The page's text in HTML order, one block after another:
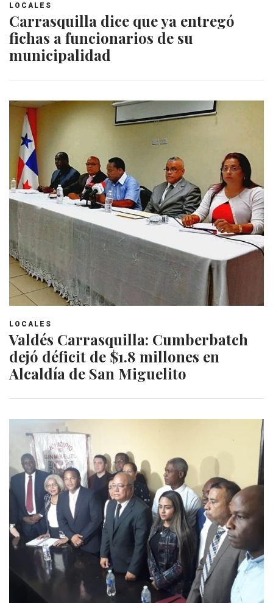
LOCALES
Carrasquilla dice que ya entregó
fichas a funcionarios de su
municipalidad
LOCALES
Valdés Carrasquilla: Cumberbatch
dejó déficit de $1.8 millones en
Alcaldía de San Miguelito